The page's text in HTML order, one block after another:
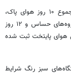
سال گذشته و براساس روز شمار شاخص آلودگی در مجموع ۱۰ روز هوای پاک،
۲۳۶ روز هوای قابل قبول، ۱۰۷ روز هوای ناسالم برای گروه‌های حساس و ۱۲ روز
هوای پایتخت ثبت شده
سبز رنگ شرایط